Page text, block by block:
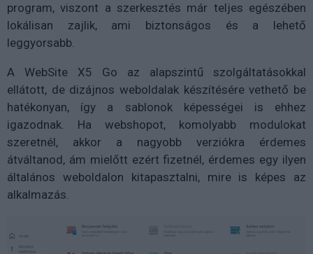
program, viszont a szerkesztés már teljes egészében
lokálisan zajlik, ami biztonságos és a lehető
leggyorsabb.
A WebSite X5 Go az alapszintű szolgáltatásokkal
ellátott, de dizájnos weboldalak készítésére vethető be
hatékonyan, így a sablonok képességei is ehhez
igazodnak. Ha webshopot, komolyabb modulokat
szeretnél, akkor a nagyobb verziókra érdemes
átváltanod, ám mielőtt ezért fizetnél, érdemes egy ilyen
általános weboldalon kitapasztalni, mire is képes az
alkalmazás.